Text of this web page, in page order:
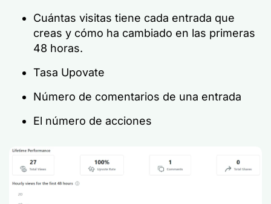
Cuántas visitas tiene cada entrada que
creas y cómo ha cambiado en las primeras
48 horas.
Tasa Upovate
Número de comentarios de una entrada
El número de acciones